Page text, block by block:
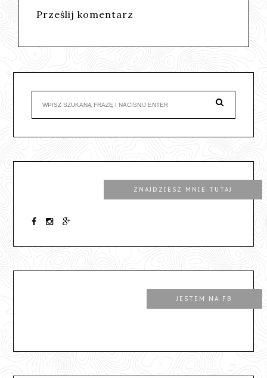
Prześlij komentarz
ZNAJDZIESZ MNIE TUTAJ
JESTEM NA FB